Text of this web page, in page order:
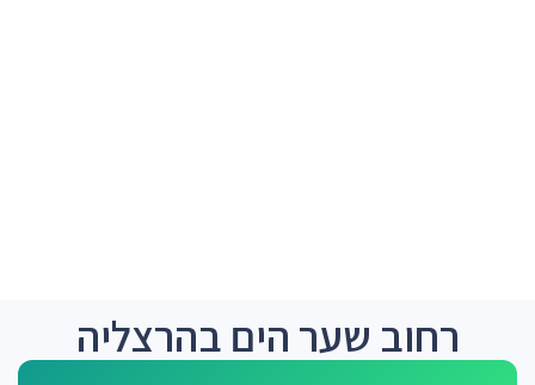
רחוב שער הים בהרצליה